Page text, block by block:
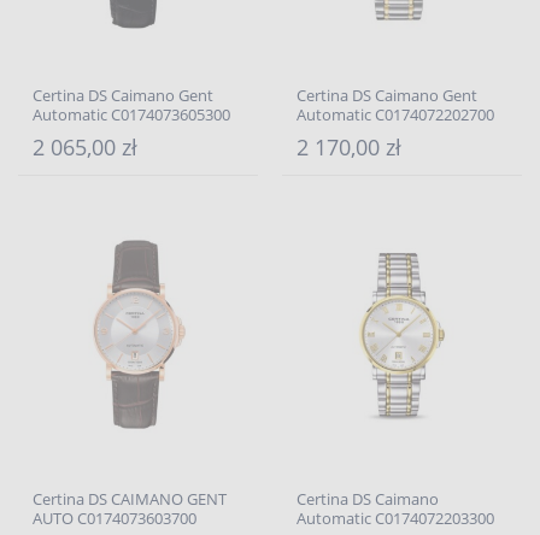
Certina DS Caimano Gent
Automatic C0174073605300
2 065,00 zł
Certina DS Caimano Gent
Automatic C0174072202700
2 170,00 zł
Certina DS CAIMANO GENT
AUTO C0174073603700
Certina DS Caimano
Automatic C0174072203300